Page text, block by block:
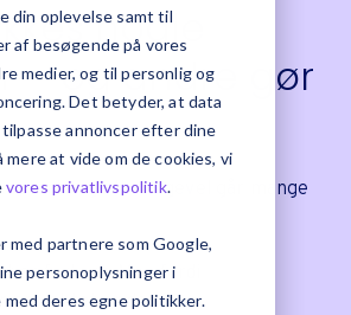
din oplevelse samt til
af besøgende på vores
medier, og til personlig og
Det betyder, at data
annoncer efter dine
at vide om de cookies, vi
vores privatlivspolitik.
med partnere som Google,
personoplysninger i
deres egne politikker.
nogle
– og andre gør
starter godt.Alligevel går mange
er forkert. Men fordi
projektet er det.